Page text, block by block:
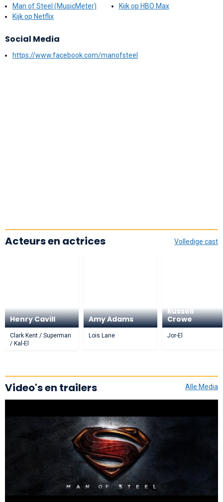
Man of Steel (MusicMeter)
Kijk op Netflix
Kijk op HBO Max
Social Media
https://www.facebook.com/manofsteel
Volledige cast
Acteurs en actrices
Henry Cavill
Clark Kent / Superman
/ Kal-El
Amy Adams
Lois Lane
Russell
Crowe
Jor-El
Alle Media
Video's en trailers